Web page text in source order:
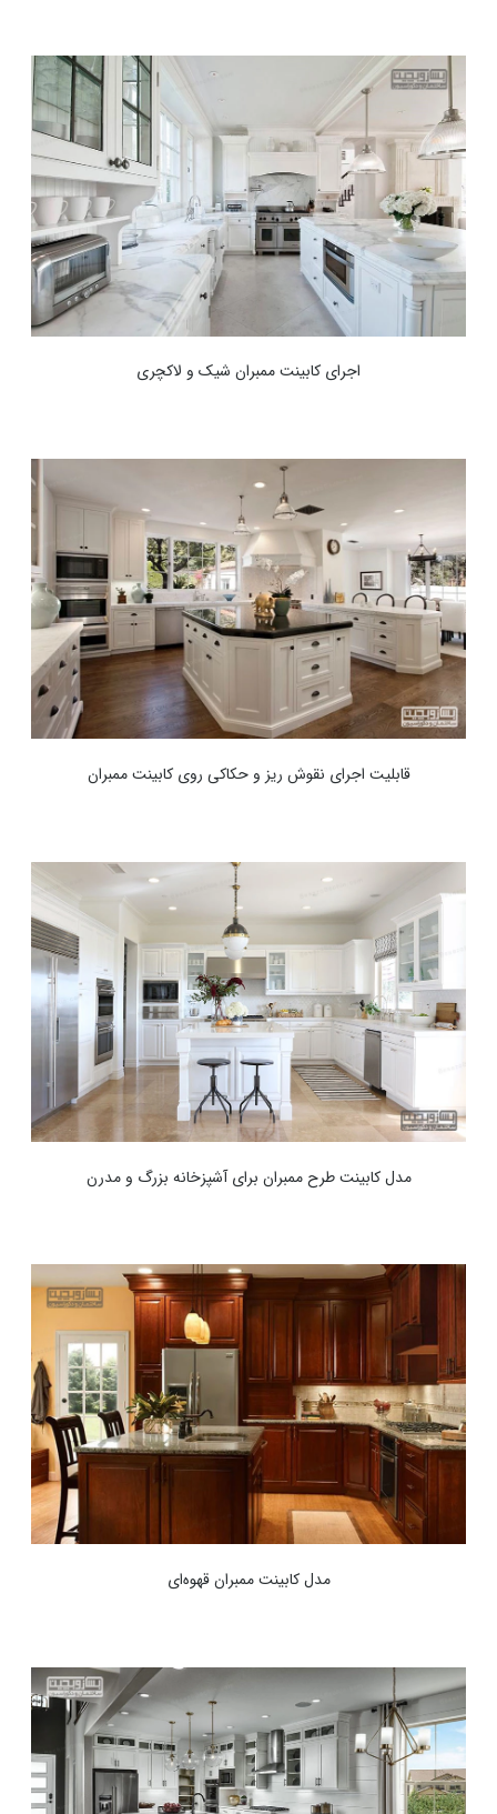
اجرای کابینت ممبران شیک و لاکچری
قابلیت اجرای نقوش ریز و حکاکی روی کابینت ممبران
مدل کابینت طرح ممبران برای آشپزخانه بزرگ و مدرن
مدل کابینت ممبران قهوه‌ای